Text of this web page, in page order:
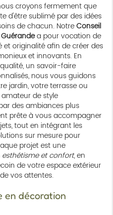
nous croyons fermement que
d'être sublimé par des idées
de chacun. NotreConseil
a pour vocation de
originalité afin de créer des
et innovants. En
un savoir-faire
nous vous guidons
jardin, votre terrasse ou
de style
des ambiances plus
prête à vous accompagner
tout en intégrant les
sur mesure pour
projet est une
esthétisme et confort, en
de votre espace extérieur
vos attentes.
en décoration